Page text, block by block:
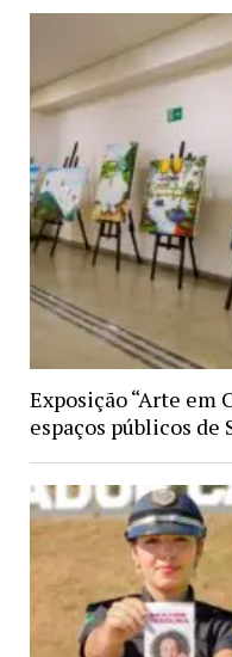
Exposição “Arte em
espaços públicos de